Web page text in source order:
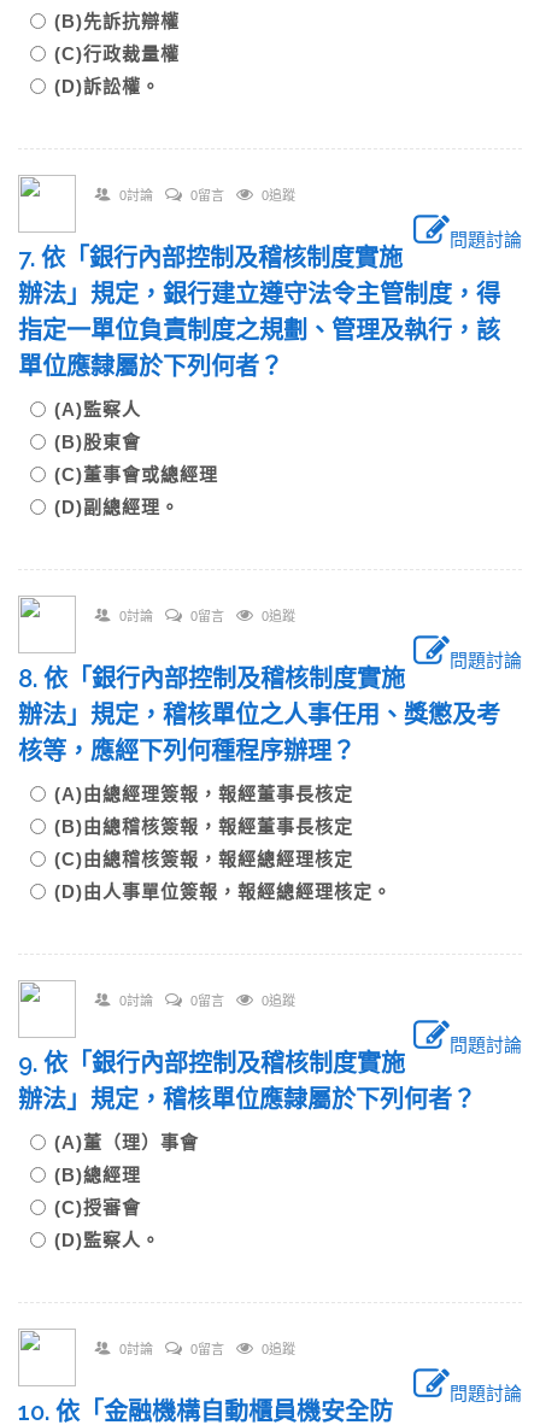
(B)先訴抗辯權
(C)行政裁量權
(D)訴訟權。
0討論 0留言 0追蹤
問題討論
7. 依「銀行內部控制及稽核制度實施
辦法」規定，銀行建立遵守法令主管制度，得
指定一單位負責制度之規劃、管理及執行，該
單位應隸屬於下列何者？
(A)監察人
(B)股東會
(C)董事會或總經理
(D)副總經理。
0討論 0留言 0追蹤
問題討論
8. 依「銀行內部控制及稽核制度實施
辦法」規定，稽核單位之人事任用、獎懲及考
核等，應經下列何種程序辦理？
(A)由總經理簽報，報經董事長核定
(B)由總稽核簽報，報經董事長核定
(C)由總稽核簽報，報經總經理核定
(D)由人事單位簽報，報經總經理核定。
0討論 0留言 0追蹤
問題討論
9. 依「銀行內部控制及稽核制度實施
辦法」規定，稽核單位應隸屬於下列何者？
(A)董（理）事會
(B)總經理
(C)授審會
(D)監察人。
0討論 0留言 0追蹤
問題討論
10. 依「金融機構自動櫃員機安全防